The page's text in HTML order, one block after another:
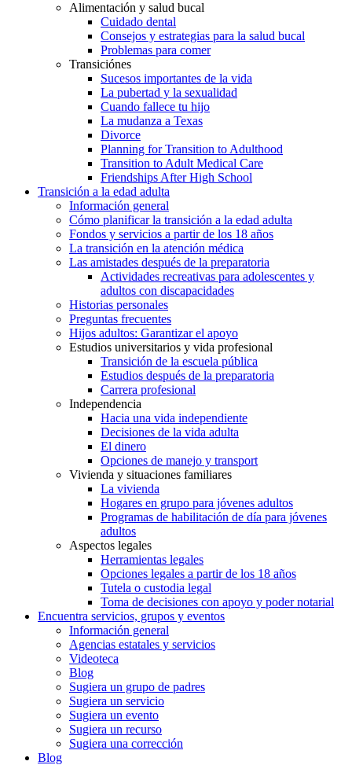
Alimentación y salud bucal
Cuidado dental
Consejos y estrategias para la salud bucal
Problemas para comer
Transiciónes
Sucesos importantes de la vida
La pubertad y la sexualidad
Cuando fallece tu hijo
La mudanza a Texas
Divorce
Planning for Transition to Adulthood
Transition to Adult Medical Care
Friendships After High School
Transición a la edad adulta
Información general
Cómo planificar la transición a la edad adulta
Fondos y servicios a partir de los 18 años
La transición en la atención médica
Las amistades después de la preparatoria
Actividades recreativas para adolescentes y
adultos con discapacidades
Historias personales
Preguntas frecuentes
Hijos adultos: Garantizar el apoyo
Estudios universitarios y vida profesional
Transición de la escuela pública
Estudios después de la preparatoria
Carrera profesional
Independencia
Hacia una vida independiente
Decisiones de la vida adulta
El dinero
Opciones de manejo y transport
Vivienda y situaciones familiares
La vivienda
Hogares en grupo para jóvenes adultos
Programas de habilitación de día para jóvenes
adultos
Aspectos legales
Herramientas legales
Opciones legales a partir de los 18 años
Tutela o custodia legal
Toma de decisiones con apoyo y poder notarial
Encuentra servicios, grupos y eventos
Información general
Agencias estatales y servicios
Videoteca
Blog
Sugiera un grupo de padres
Sugiera un servicio
Sugiera un evento
Sugiera un recurso
Sugiera una corrección
Blog